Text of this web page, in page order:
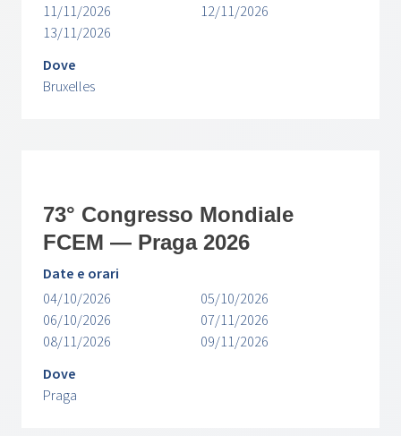
11/11/2026
12/11/2026
13/11/2026
Dove
Bruxelles
73° Congresso Mondiale
FCEM — Praga 2026
Date e orari
04/10/2026
05/10/2026
06/10/2026
07/11/2026
08/11/2026
09/11/2026
Dove
Praga